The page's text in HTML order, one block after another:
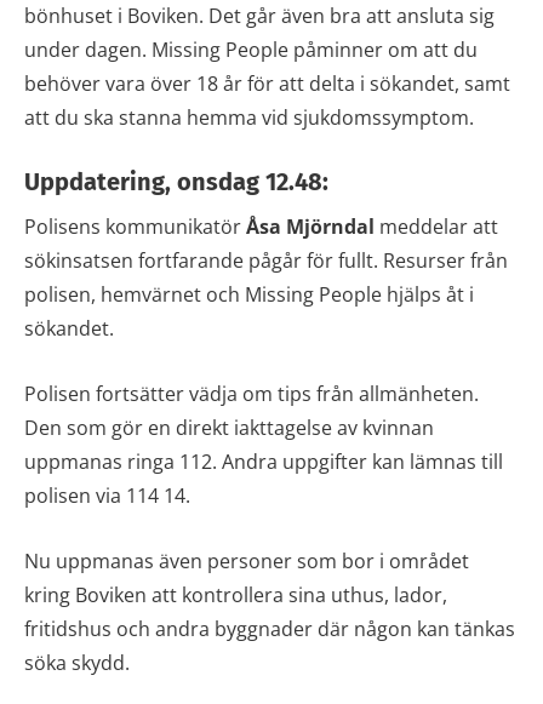
bönhuset i Boviken. Det går även bra att ansluta sig
under dagen. Missing People påminner om att du
behöver vara över 18 år för att delta i sökandet, samt
att du ska stanna hemma vid sjukdomssymptom.
Uppdatering, onsdag 12.48:
Polisens kommunikatörÅsa Mjörndal meddelar att
sökinsatsen fortfarande pågår för fullt. Resurser från
polisen, hemvärnet och Missing People hjälps åt i
sökandet.
Polisen fortsätter vädja om tips från allmänheten.
Den som gör en direkt iakttagelse av kvinnan
uppmanas ringa 112. Andra uppgifter kan lämnas till
polisen via 114 14.
Nu uppmanas även personer som bor i området
kring Boviken att kontrollera sina uthus, lador,
fritidshus och andra byggnader där någon kan tänkas
söka skydd.